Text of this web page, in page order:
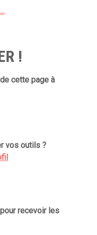
!
cette page à
vos outils ?
recevoir les